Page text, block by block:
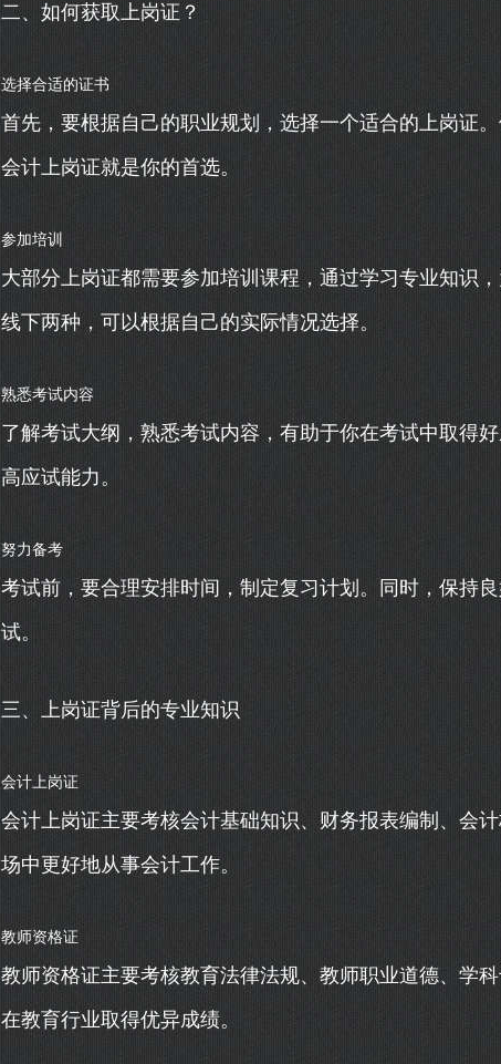
二、如何获取上岗证？
选择合适的证书
首先，要根据自己的职业规划，选择一个适合的上岗证
会计上岗证就是你的首选。
参加培训
大部分上岗证都需要参加培训课程，通过学习专业知识
线下两种，可以根据自己的实际情况选择。
熟悉考试内容
了解考试大纲，熟悉考试内容，有助于你在考试中取得
高应试能力。
努力备考
考试前，要合理安排时间，制定复习计划。同时，保持
试。
三、上岗证背后的专业知识
会计上岗证
会计上岗证主要考核会计基础知识、财务报表编制、会
场中更好地从事会计工作。
教师资格证
教师资格证主要考核教育法律法规、教师职业道德、学
在教育行业取得优异成绩。